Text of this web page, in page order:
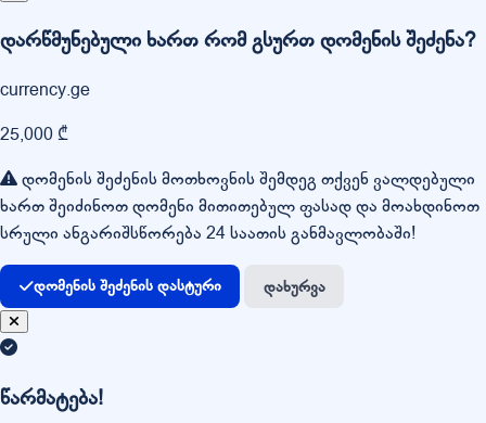
დარწმუნებული ხართ რომ გსურთ დომენის შეძენა?
currency.ge
25,000 ₾
დომენის შეძენის მოთხოვნის შემდეგ თქვენ ვალდებული
ხართ შეიძინოთ დომენი მითითებულ ფასად და მოახდინოთ
სრული ანგარიშსწორება 24 საათის განმავლობაში!
დომენის შეძენის დასტური დახურვა
წარმატება!